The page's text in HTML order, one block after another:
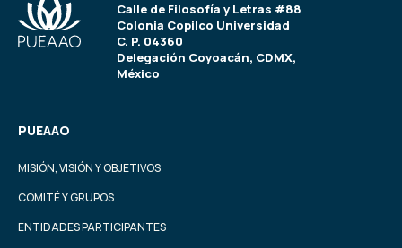
Calle de Filosofía y Letras #88
Colonia Copilco Universidad
C. P. 04360
Delegación Coyoacán, CDMX,
México
PUEAAO
MISIÓN, VISIÓN Y OBJETIVOS
COMITÉ Y GRUPOS
ENTIDADES PARTICIPANTES